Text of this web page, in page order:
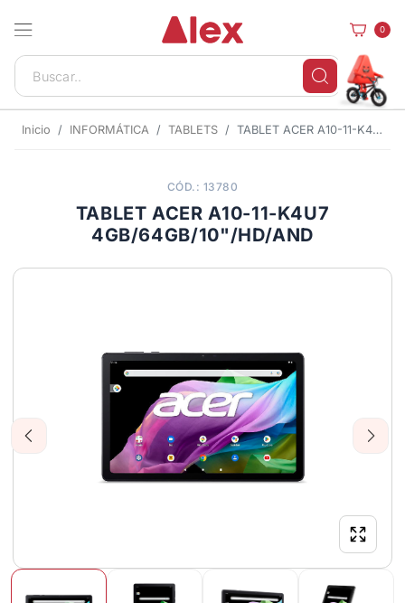
0
Inicio INFORMÁTICA TABLETS TABLET ACER A10-11-K4U7 4GB/64GB/10"/HD/AND
CÓD.: 13780
TABLET ACER A10-11-K4U7
4GB/64GB/10"/HD/AND
Previous Next